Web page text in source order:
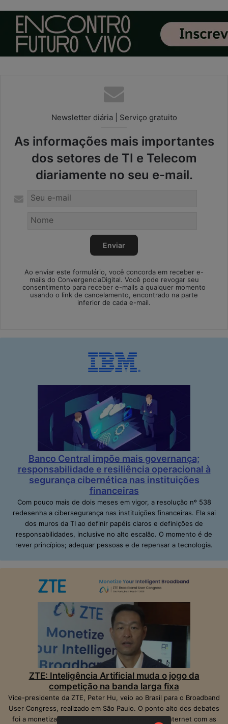
Newsletter diária | Serviço gratuito
As informações mais importantes
dos setores de TI e Telecom
diariamente no seu e-mail.
Ao enviar este formulário, você concorda em receber e-
mails do ConvergenciaDigital. Você pode revogar seu
consentimento para receber e-mails a qualquer momento
usando o link de cancelamento, encontrado na parte
inferior de cada e-mail.
Banco Central impõe mais governança;
responsabilidade e resiliência operacional à
segurança cibernética nas instituições
financeiras
Com pouco mais de dois meses em vigor, a resolução nº 538
redesenha a cibersegurança nas instituições financeiras. Ela sai
dos muros da TI ao definir papéis claros e definições de
responsabilidades, inclusive no alto escalão. O momento é de
rever princípios; adequar pessoas e de repensar a tecnologia.
ZTE: Inteligência Artificial muda o jogo da
competição na banda larga fixa
Vice-presidente da ZTE, Peter Hu, veio ao Brasil para o Broadband
User Congress, realizado em São Paulo. O ponto alto dos debates
foi a monetização das operadoras e provedores Internet com as